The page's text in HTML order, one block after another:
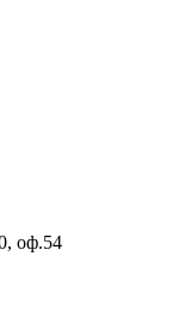
оф.54